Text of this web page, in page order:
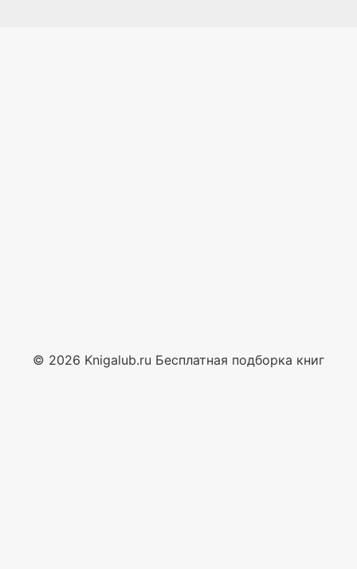
© 2026 Knigalub.ru Бесплатная подборка книг